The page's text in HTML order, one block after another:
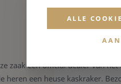
zaak een official dealer van
heren een heuse kaskraker.
ALLE